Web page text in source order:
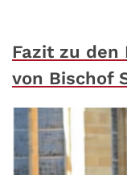
Fazit zu den
von Bischof